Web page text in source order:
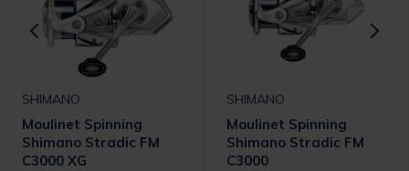
SHIMANO
Moulinet Spinning
Shimano Stradic FM
C3000 XG
SHIMANO
Moulinet Spinning
Shimano Stradic FM
C3000